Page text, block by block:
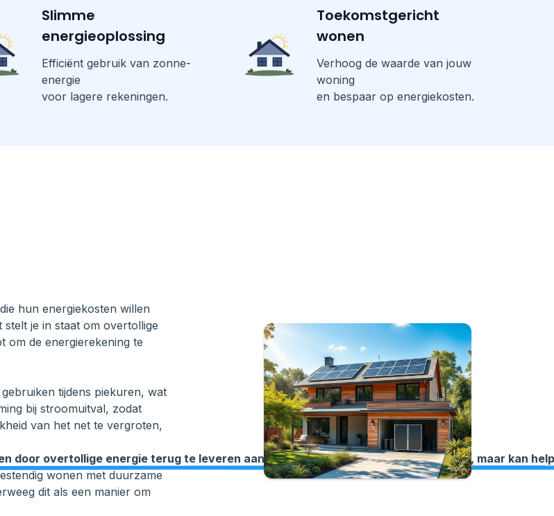
Slimme
energieoplossing
Efficiënt gebruik van zonne-
energie
voor lagere rekeningen.
Toekomstgericht
wonen
Verhoog de waarde van jouw
woning
en bespaar op energiekosten.
hun energiekosten willen
je in staat om overtollige
om de energierekening te
tijdens piekuren, wat
bij stroomuitval, zodat
van het net te vergroten,
door overtollige energie terug te leveren aan het net. Dit beleid verschilt per regio, maar kan
wonen met duurzame
dit als een manier om